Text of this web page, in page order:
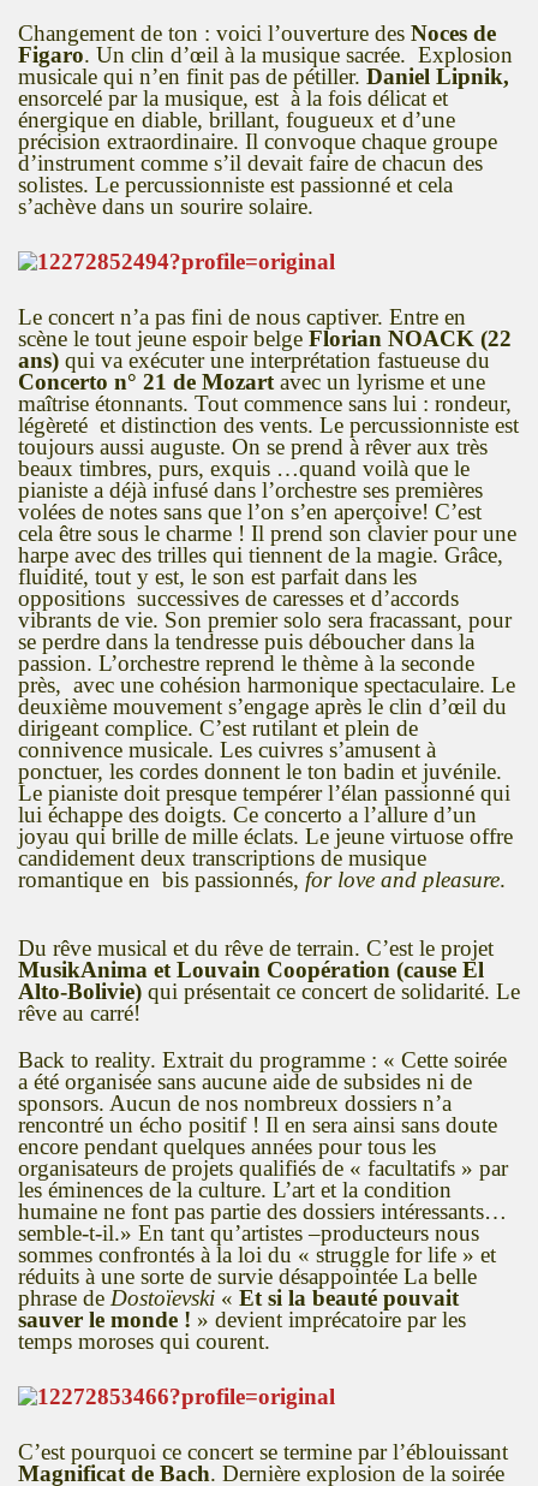
Changement de ton : voici l’ouverture des Noces de
Figaro. Un clin d’œil à la musique sacrée. Explosion
musicale qui n’en finit pas de pétiller. Daniel Lipnik,
ensorcelé par la musique, est à la fois délicat et
énergique en diable, brillant, fougueux et d’une
précision extraordinaire. Il convoque chaque groupe
d’instrument comme s’il devait faire de chacun des
solistes. Le percussionniste est passionné et cela
s’achève dans un sourire solaire.
Le concert n’a pas fini de nous captiver. Entre en
scène le tout jeune espoir belge Florian NOACK (22
ans) qui va exécuter une interprétation fastueuse du
Concerto n° 21 de Mozart avec un lyrisme et une
maîtrise étonnants. Tout commence sans lui : rondeur,
légèreté et distinction des vents. Le percussionniste est
toujours aussi auguste. On se prend à rêver aux très
beaux timbres, purs, exquis …quand voilà que le
pianiste a déjà infusé dans l’orchestre ses premières
volées de notes sans que l’on s’en aperçoive! C’est
cela être sous le charme ! Il prend son clavier pour une
harpe avec des trilles qui tiennent de la magie. Grâce,
fluidité, tout y est, le son est parfait dans les
oppositions successives de caresses et d’accords
vibrants de vie. Son premier solo sera fracassant, pour
se perdre dans la tendresse puis déboucher dans la
passion. L’orchestre reprend le thème à la seconde
près, avec une cohésion harmonique spectaculaire. Le
deuxième mouvement s’engage après le clin d’œil du
dirigeant complice. C’est rutilant et plein de
connivence musicale. Les cuivres s’amusent à
ponctuer, les cordes donnent le ton badin et juvénile.
Le pianiste doit presque tempérer l’élan passionné qui
lui échappe des doigts. Ce concerto a l’allure d’un
joyau qui brille de mille éclats. Le jeune virtuose offre
candidement deux transcriptions de musique
romantique en bis passionnés, for love and pleasure.
Du rêve musical et du rêve de terrain. C’est le projet
MusikAnima et Louvain Coopération (cause El
Alto-Bolivie) qui présentait ce concert de solidarité. Le
rêve au carré!
Back to reality. Extrait du programme : « Cette soirée
a été organisée sans aucune aide de subsides ni de
sponsors. Aucun de nos nombreux dossiers n’a
rencontré un écho positif ! Il en sera ainsi sans doute
encore pendant quelques années pour tous les
organisateurs de projets qualifiés de « facultatifs » par
les éminences de la culture. L’art et la condition
humaine ne font pas partie des dossiers intéressants…
semble-t-il.» En tant qu’artistes –producteurs nous
sommes confrontés à la loi du « struggle for life » et
réduits à une sorte de survie désappointée La belle
phrase de Dostoïevski « Et si la beauté pouvait
sauver le monde ! » devient imprécatoire par les
temps moroses qui courent.
C’est pourquoi ce concert se termine par l’éblouissant
Magnificat de Bach. Dernière explosion de la soirée